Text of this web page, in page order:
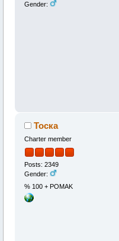
Gender:
Тоска
Charter member
Posts: 2349
Gender:
% 100 + POMAK